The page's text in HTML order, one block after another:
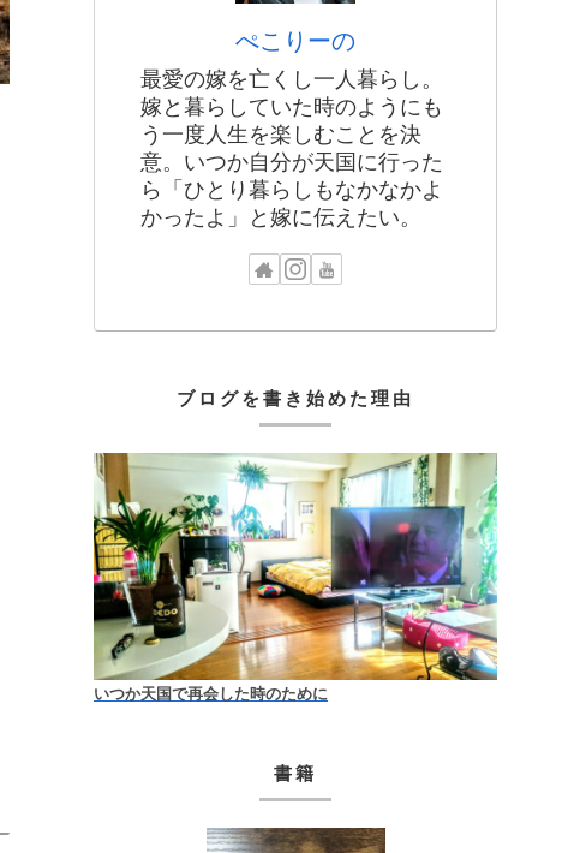
ぺこりーの
最愛の嫁を亡くし一人暮らし。
嫁と暮らしていた時のようにも
う一度人生を楽しむことを決
意。いつか自分が天国に行った
ら「ひとり暮らしもなかなかよ
かったよ」と嫁に伝えたい。
ブログを書き始めた理由
いつか天国で再会した時のために
書籍